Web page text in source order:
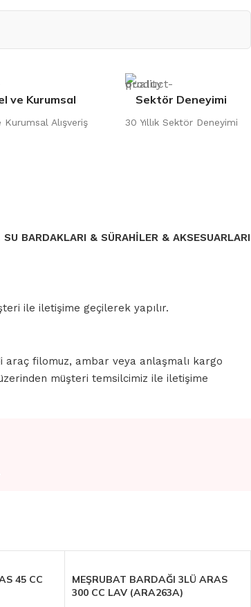
ve Kurumsal
Kurumsal Alışveriş
Sektör Deneyimi
30 Yıllık Sektör Deneyimi
SU BARDAKLARI & SÜRAHİLER & AKSESUARLARI
ile iletişime geçilerek yapılır.
araç filomuz, ambar veya anlaşmalı kargo
müşteri temsilcimiz ile iletişime
45 CC
MEŞRUBAT BARDAĞI 3LÜ ARAS
300 CC LAV (ARA263A)